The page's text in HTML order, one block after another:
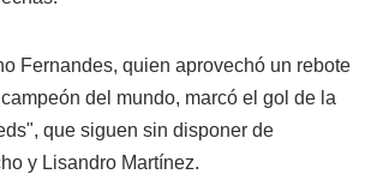
Fernandes, quien aprovechó un rebote
del mundo, marcó el gol de la
que siguen sin disponer de
y Lisandro Martínez.